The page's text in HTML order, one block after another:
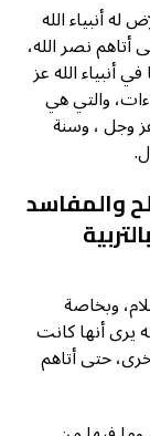
أنبياء الله
أتاهم نصر الله،
أنبياء الله عز
والتي هي
وجل ، وسنة
والمفاسد
وبخاصة
يرى أنها كانت
حتى أتاهم